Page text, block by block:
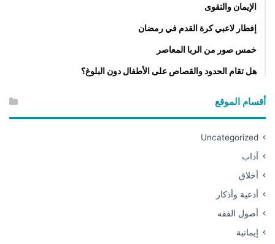
الإيمان والتقوى
إفطار لاعبي كرة القدم في رمضان
خمس صور من الربا المعاصر
هل تقام الحدود والقصاص على الأطفال دون البلوغ؟
أقسام الموقع
Uncategorized
آداب
أخلاق
أدعية وأذكار
أصول الفقه
إيمانية